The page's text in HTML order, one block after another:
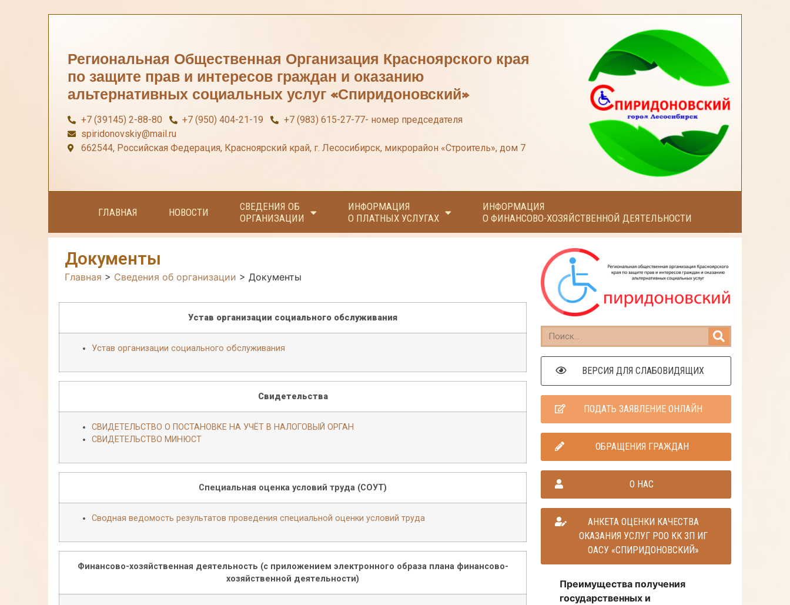
Региональная Общественная Организация Красноярского края
по защите прав и интересов граждан и оказанию
альтернативных социальных услуг «Спиридоновский»
+7 (39145) 2-88-80 +7 (950) 404-21-19
+7 (983) 615-27-77- номер председателя
spiridonovskiy@mail.ru
662544, Российская Федерация, Красноярский край, г. Лесосибирск, микрорайон «Строитель», дом 7
ГЛАВНАЯ НОВОСТИ
СВЕДЕНИЯ ОБ
ОРГАНИЗАЦИИ
ИНФОРМАЦИЯ
О ПЛАТНЫХ УСЛУГАХ
ИНФОРМАЦИЯ
О ФИНАНСОВО-ХОЗЯЙСТВЕННОЙ ДЕЯТЕЛЬНОСТИ
Документы
Главная > Сведения об организации > Документы
Устав организации социального обслуживания
Устав организации социального обслуживания
Свидетельства
СВИДЕТЕЛЬСТВО О ПОСТАНОВКЕ НА УЧЁТ В НАЛОГОВЫЙ ОРГАН
СВИДЕТЕЛЬСТВО МИНЮСТ
Специальная оценка условий труда (СОУТ)
Сводная ведомость результатов проведения специальной оценки условий труда
Финансово-хозяйственная деятельность (с приложением электронного образа плана финансово-
хозяйственной деятельности)
ВЕРСИЯ ДЛЯ СЛАБОВИДЯЩИХ
ПОДАТЬ ЗАЯВЛЕНИЕ ОНЛАЙН
ОБРАЩЕНИЯ ГРАЖДАН
О НАС
АНКЕТА ОЦЕНКИ КАЧЕСТВА
ОКАЗАНИЯ УСЛУГ РОО КК ЗП ИГ
ОАСУ «СПИРИДОНОВСКИЙ»
Преимущества получения
государственных и